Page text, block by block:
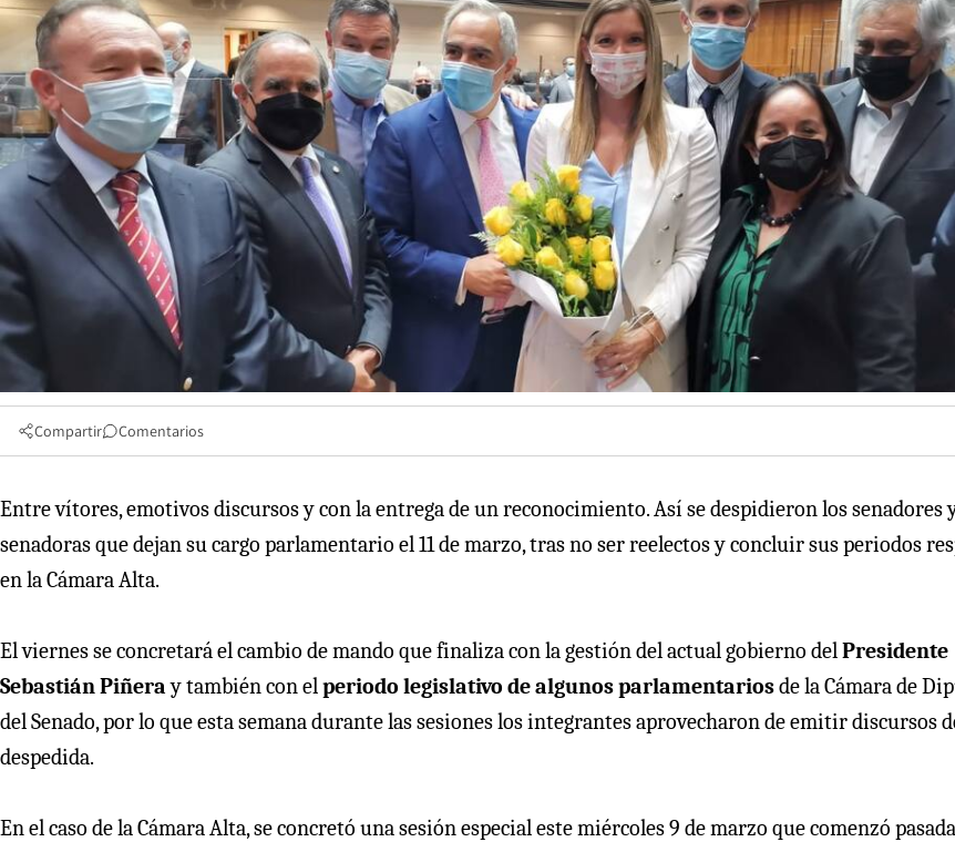
Compartir Comentarios
Entre vítores, emotivos discursos y con la entrega de un reconocimiento. Así se despidieron los senadores
senadoras que dejan su cargo parlamentario el 11 de marzo, tras no ser reelectos y concluir sus periodos
en la Cámara Alta.
El viernes se concretará el cambio de mando que finaliza con la gestión del actual gobierno delPresidente
Sebastián Piñeray también con elperiodo legislativo de algunos parlamentariosde la Cámara de
del Senado, por lo que esta semana durante las sesiones los integrantes aprovecharon de emitir discursos
despedida.
En el caso de la Cámara Alta, se concretó una sesión especial este miércoles 9 de marzo que comenzó pasada